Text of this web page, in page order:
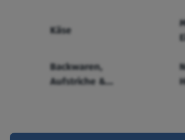
Käse
Backwaren,
Aufstriche &